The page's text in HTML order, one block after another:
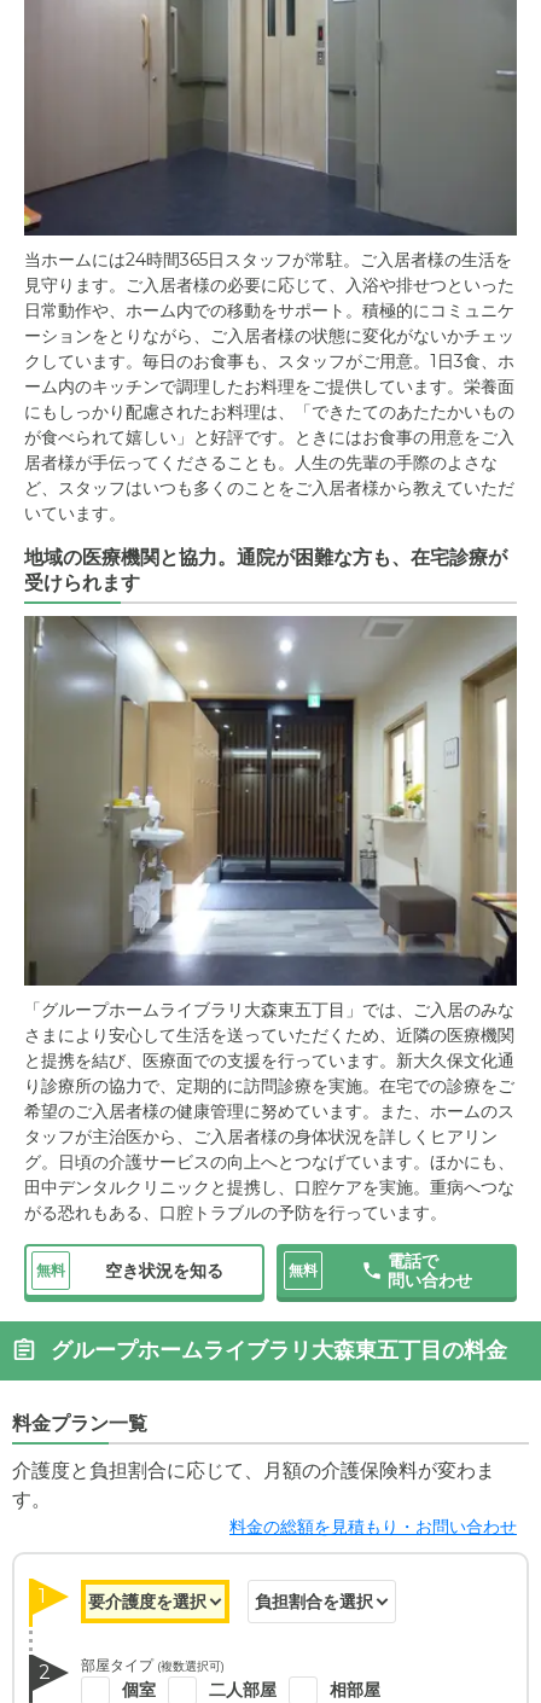
当ホームには24時間365日スタッフが常駐。ご入居者様の生活を
見守ります。ご入居者様の必要に応じて、入浴や排せつといった
日常動作や、ホーム内での移動をサポート。積極的にコミュニケ
ーションをとりながら、ご入居者様の状態に変化がないかチェッ
クしています。毎日のお食事も、スタッフがご用意。1日3食、ホ
ーム内のキッチンで調理したお料理をご提供しています。栄養面
にもしっかり配慮されたお料理は、「できたてのあたたかいもの
が食べられて嬉しい」と好評です。ときにはお食事の用意をご入
居者様が手伝ってくださることも。人生の先輩の手際のよさな
ど、スタッフはいつも多くのことをご入居者様から教えていただ
いています。
地域の医療機関と協力。通院が困難な方も、在宅診療が
受けられます
「グループホームライブラリ大森東五丁目」では、ご入居のみな
さまにより安心して生活を送っていただくため、近隣の医療機関
と提携を結び、医療面での支援を行っています。新大久保文化通
り診療所の協力で、定期的に訪問診療を実施。在宅での診療をご
希望のご入居者様の健康管理に努めています。また、ホームのス
タッフが主治医から、ご入居者様の身体状況を詳しくヒアリン
グ。日頃の介護サービスの向上へとつなげています。ほかにも、
田中デンタルクリニックと提携し、口腔ケアを実施。重病へつな
がる恐れもある、口腔トラブルの予防を行っています。
無料 空き状況を知る 無料
電話で
問い合わせ
グループホームライブラリ大森東五丁目の料金
料金プラン一覧
介護度と負担割合に応じて、月額の介護保険料が変わま
す。
料金の総額を見積もり・お問い合わせ
1
2 部屋タイプ (複数選択可)
個室 二人部屋 相部屋